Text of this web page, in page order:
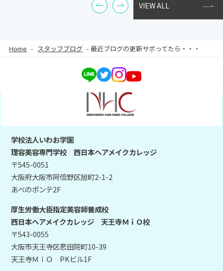
VIEW ALL
Home - スタッフブログ -最近ブログの更新サボってたら・・・
学校法人いわお学園
理容美容専門学校 西日本ヘアメイクカレッジ
〒545-0051
大阪府大阪市阿倍野区旭町2-1-2
あべのポンテ2F
厚生労働大臣指定美容師養成校
西日本ヘアメイクカレッジ 天王寺ＭｉＯ校
〒543-0055
大阪市天王寺区悲田院町10-39
天王寺ＭｉＯ PKビル1F